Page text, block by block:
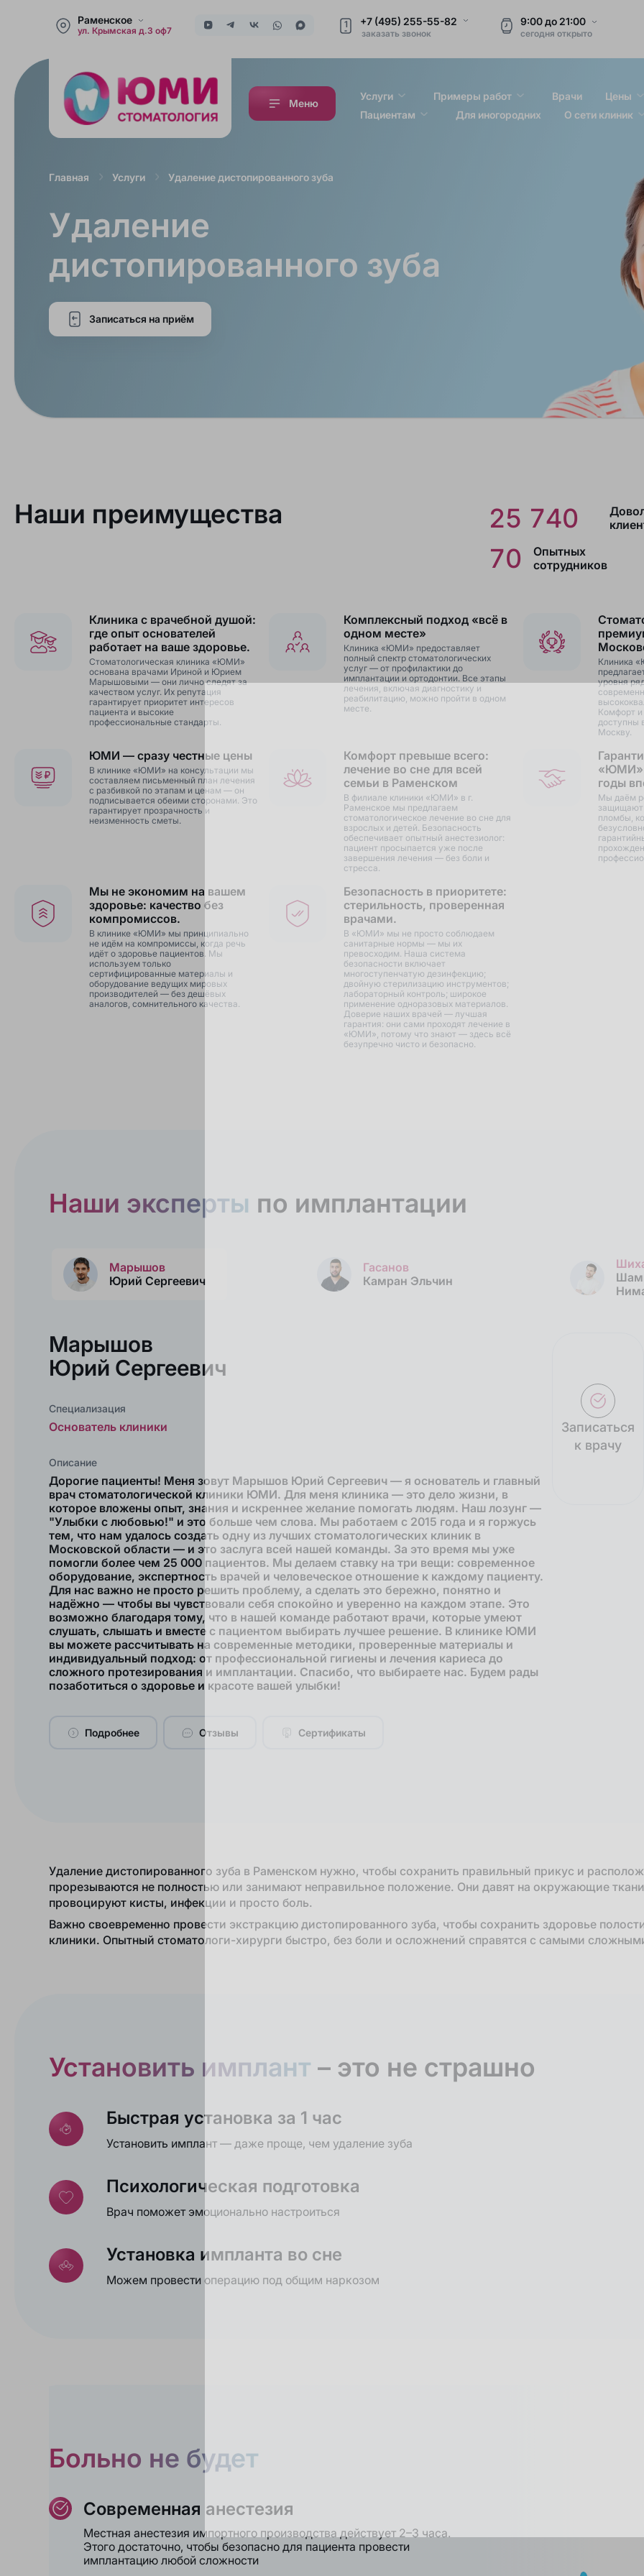
Раменское
ул. Крымская д.3 оф7
1 +7 (495) 255-55-82
заказать звонок
9:00до 21:00
сегодняоткрыто
Меню
Услуги Примеры работ Врачи Цены
Пациентам
Для иногородних О сети клиник
Главная Услуги Удаление дистопированного зуба
Удаление
дистопированного зуба
Записаться на приём
Наши преимущества 25 740
70
Опытных
сотрудников
Клиника с врачебной душой:
где опыт основателей
работает на ваше здоровье.
Стоматологическая клиника «ЮМИ»
основана врачами Ириной и Юрием
Марышовыми — они лично следят за
качеством услуг. Их репутация
гарантирует приоритет интересов
пациента и высокие
профессиональные стандарты.
Комплексный подход «всё в
одном месте»
Клиника «ЮМИ» предоставляет
полный спектр стоматологических
услуг — от профилактики до
имплантации и ортодонтии. Все этапы
лечения, включая диагностику и
реабилитацию, можно пройти в одном
месте.
Клиника
уровня
Комфорт и
доступны
Москву.
ЮМИ — сразу честные цены
В клинике «ЮМИ» на консультации мы
составляем письменный план лечения
с разбивкой по этапам и ценам — он
подписывается обеими сторонами. Это
гарантирует прозрачность и
неизменность сметы.
Комфорт превыше всего:
лечение во сне для всей
семьи в Раменском
В филиале клиники «ЮМИ» в г.
Раменское мы предлагаем
стоматологическое лечение во сне для
взрослых и детей. Безопасность
обеспечивает опытный анестезиолог:
пациент просыпается уже после
завершения лечения — без боли и
стресса.
«ЮМИ»:
годы
Мы даём
защищают
пломбы,
Мы не экономим на вашем
здоровье: качество без
компромиссов.
В клинике «ЮМИ» мы принципиально
не идём на компромиссы, когда речь
идёт о здоровье пациентов. Мы
используем только
сертифицированные материалы и
оборудование ведущих мировых
производителей — без дешёвых
аналогов, сомнительного качества.
Безопасность в приоритете:
стерильность, проверенная
врачами.
В «ЮМИ» мы не просто соблюдаем
санитарные нормы — мы их
превосходим. Наша система
безопасности включает
многоступенчатую дезинфекцию;
двойную стерилизацию инструментов;
лабораторный контроль; широкое
применение одноразовых материалов.
Доверие наших врачей — лучшая
гарантия: они сами проходят лечение в
«ЮМИ», потому что знают — здесь всё
безупречно чисто и безопасно.
Наши эксперты по имплантации
Марышов
Юрий Сергеевич
Гасанов
Камран Эльчин
Марышов
Юрий Сергеевич
Специализация
Основатель клиники
Описание
Дорогие пациенты! Меня зовут Марышов Юрий Сергеевич — я основатель и главный
врач стоматологической клиники ЮМИ. Для меня клиника — это дело жизни, в
которое вложены опыт, знания и искреннее желание помогать людям. Наш лозунг —
"Улыбки с любовью!" и это больше чем слова. Мы работаем с 2015 года и я горжусь
тем, что нам удалось создать одну из лучших стоматологических клиник в
Московской области — и это заслуга всей нашей команды. За это время мы уже
помогли более чем 25 000 пациентов. Мы делаем ставку на три вещи: современное
оборудование, экспертность врачей и человеческое отношение к каждому пациенту.
Для нас важно не просто решить проблему, а сделать это бережно, понятно и
надёжно — чтобы вы чувствовали себя спокойно и уверенно на каждом этапе. Это
возможно благодаря тому, что в нашей команде работают врачи, которые умеют
слушать, слышать и вместе с пациентом выбирать лучшее решение. В клинике ЮМИ
вы можете рассчитывать на современные методики, проверенные материалы и
индивидуальный подход: от профессиональной гигиены и лечения кариеса до
сложного протезирования и имплантации. Спасибо, что выбираете нас. Будем рады
позаботиться о здоровье и красоте вашей улыбки!
Подробнее Отзывы Сертификаты
Записаться
к врачу
Удаление дистопированного зуба в Раменском нужно, чтобы сохранить правильный прикус и
прорезываются не полностью или занимают неправильное положение. Они давят на окружающие
провоцируют кисты, инфекции и просто боль.
Важно своевременно провести экстракцию дистопированного зуба, чтобы сохранить здоровье
клиники. Опытный стоматологи-хирурги быстро, без боли и осложнений справятся с самыми
Установить имплант – это не страшно
Быстрая установка за 1 час
Установить имплант — даже проще, чем удаление зуба
Психологическая подготовка
Врач поможет эмоционально настроиться
Установка импланта во сне
Можем провести операцию под общим наркозом
Больно не будет
Современная анестезия
Местная анестезия импортного производства действует 2–3 часа.
Этого достаточно, чтобы безопасно для пациента провести
имплантацию любой сложности